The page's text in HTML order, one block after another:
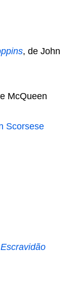
, de John
McQueen
Scorsese